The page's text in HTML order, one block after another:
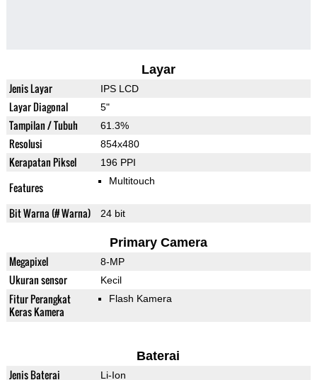
Layar
Jenis Layar IPS LCD
Layar Diagonal 5"
Tampilan / Tubuh 61.3%
Resolusi 854x480
Kerapatan Piksel 196 PPI
Features Multitouch
Bit Warna (# Warna) 24 bit
Primary Camera
Megapixel 8-MP
Ukuran sensor Kecil
Fitur Perangkat
Keras Kamera
Flash Kamera
Baterai
Jenis Baterai Li-Ion